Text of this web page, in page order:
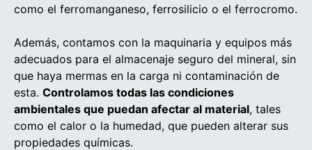
como el ferromanganeso, ferrosilicio o el ferrocromo.
Además, contamos con la maquinaria y equipos más
adecuados para el almacenaje seguro del mineral, sin
que haya mermas en la carga ni contaminación de
esta. Controlamos todas las condiciones
ambientales que puedan afectar al material, tales
como el calor o la humedad, que pueden alterar sus
propiedades químicas.